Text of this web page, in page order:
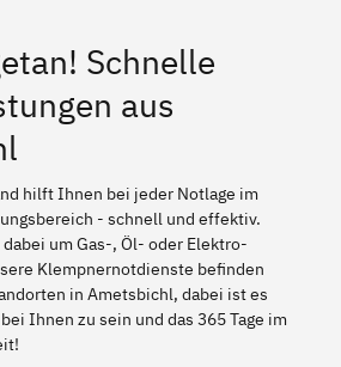
Schnelle
aus
hilft Ihnen bei jeder Notlage im
- schnell und effektiv.
dabei um Gas-, Öl- oder Elektro-
Klempnernotdienste befinden
in Ametsbichl, dabei ist es
Ihnen zu sein und das 365 Tage im